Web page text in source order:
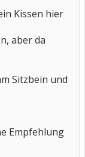
Kissen hier
aber da
Sitzbein und
Empfehlung